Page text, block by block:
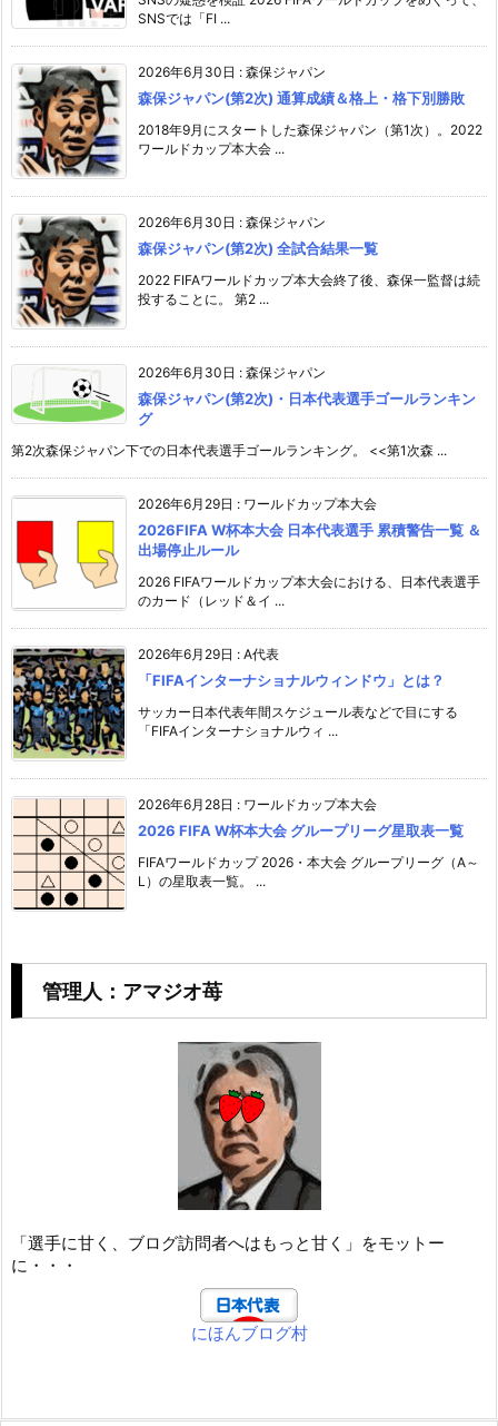
SNSでは「FI ...
2026年6月30日 : 森保ジャパン
森保ジャパン(第2次) 通算成績＆格上・格下別勝敗
2018年9月にスタートした森保ジャパン（第1次）。2022
ワールドカップ本大会 ...
2026年6月30日 : 森保ジャパン
森保ジャパン(第2次) 全試合結果一覧
2022 FIFAワールドカップ本大会終了後、森保一監督は続
投することに。 第2 ...
2026年6月30日 : 森保ジャパン
森保ジャパン(第2次)・日本代表選手ゴールランキン
グ
第2次森保ジャパン下での日本代表選手ゴールランキング。 <<第1次森 ...
2026年6月29日 : ワールドカップ本大会
2026FIFA W杯本大会 日本代表選手 累積警告一覧 ＆
出場停止ルール
2026 FIFAワールドカップ本大会における、日本代表選手
のカード（レッド＆イ ...
2026年6月29日 : A代表
「FIFAインターナショナルウィンドウ」とは？
サッカー日本代表年間スケジュール表などで目にする
「FIFAインターナショナルウィ ...
2026年6月28日 : ワールドカップ本大会
2026 FIFA W杯本大会 グループリーグ星取表一覧
FIFAワールドカップ 2026・本大会 グループリーグ（A～
L）の星取表一覧。 ...
管理人：アマジオ苺
「選手に甘く、ブログ訪問者へはもっと甘く」をモットー
に・・・
にほんブログ村